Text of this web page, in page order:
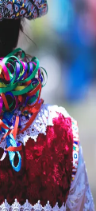
de
un festival que
ofrece
danzas
encuentro
y celebración
se
con acceso
culturales,
de
infantiles y
por el